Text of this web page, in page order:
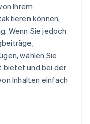
Ihrem
können,
Wenn Sie jedoch
wählen Sie
bietet und bei der
Inhalten einfach